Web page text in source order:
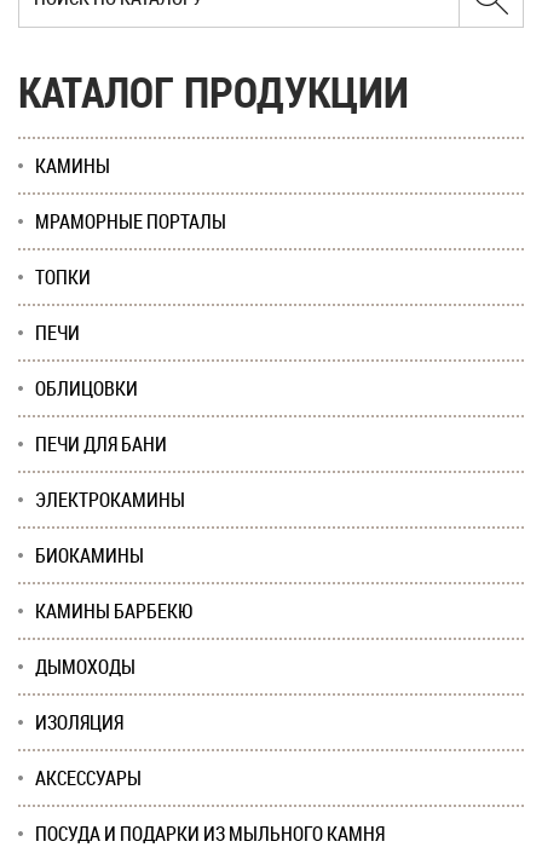
КАТАЛОГ ПРОДУКЦИИ
КАМИНЫ
МРАМОРНЫЕ ПОРТАЛЫ
ТОПКИ
ПЕЧИ
ОБЛИЦОВКИ
ПЕЧИ ДЛЯ БАНИ
ЭЛЕКТРОКАМИНЫ
БИОКАМИНЫ
КАМИНЫ БАРБЕКЮ
ДЫМОХОДЫ
ИЗОЛЯЦИЯ
АКСЕССУАРЫ
ПОСУДА И ПОДАРКИ ИЗ МЫЛЬНОГО КАМНЯ